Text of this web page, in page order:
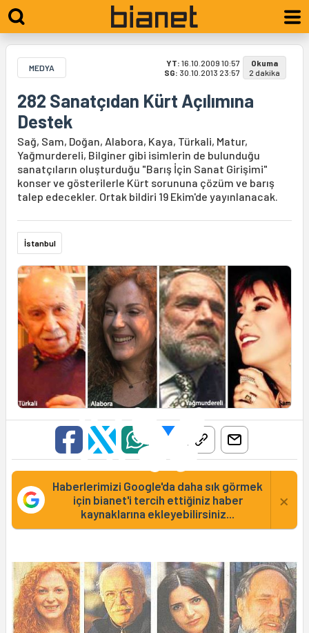
MEDYA YT: 16.10.2009 10:57
SG: 30.10.2013 23:57
Okuma
2 dakika
282 Sanatçıdan Kürt Açılımına
Destek
Sağ, Sam, Doğan, Alabora, Kaya, Türkali, Matur,
Yağmurdereli, Bilginer gibi isimlerin de bulunduğu
sanatçıların oluşturduğu "Barış İçin Sanat Girişimi"
konser ve gösterilerle Kürt sorununa çözüm ve barış
talep edecekler. Ortak bildiri 19 Ekim'de yayınlanacak.
İstanbul
Haberlerimizi Google'da daha sık görmek
için bianet'i tercih ettiğiniz haber
kaynaklarına ekleyebilirsiniz...
×